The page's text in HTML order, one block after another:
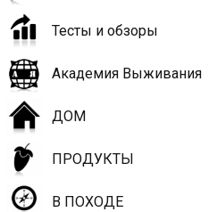
Тесты и обзоры
Академия Выживания
ДОМ
ПРОДУКТЫ
В ПОХОДЕ